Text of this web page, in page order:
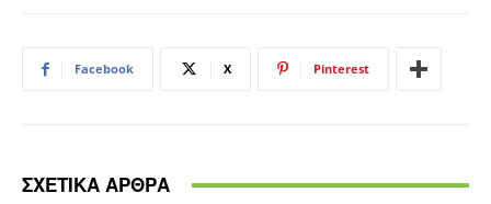
Facebook X Pinterest
ΣΧΕΤΙΚΑ ΑΡΘΡΑ